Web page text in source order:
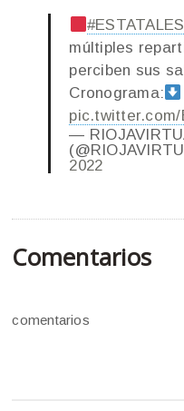
#ESTATALES
múltiples
perciben sus
Cronograma:
pic.twitter.com/
—
2022
Comentarios
comentarios